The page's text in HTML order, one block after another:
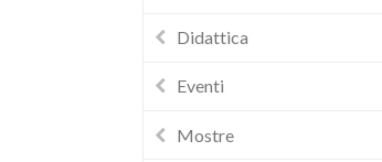
Didattica
Eventi
Mostre